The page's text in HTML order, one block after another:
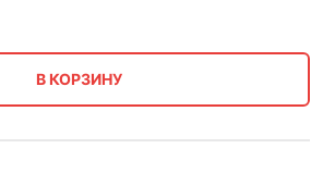
В КОРЗИНУ